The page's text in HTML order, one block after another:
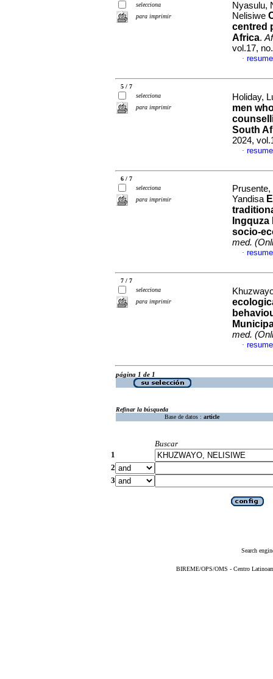
selecciona
para imprimir
Nyasulu,
Nelisiwe
centred
Africa.
vol.17,
·
5 / 7
selecciona
para imprimir
Holiday,
men
South
2024,
·
6 / 7
selecciona
para imprimir
Yandisa
socio-
med.
·
7 / 7
selecciona
para imprimir
med.
·
página 1 de 1
Refinar la búsqueda
Base de datos : article
Buscar
1
2
3
Search
BIREME/OPS/OMS - Centro